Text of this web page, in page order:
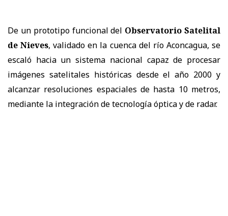
De un prototipo funcional del Observatorio Satelital
de Nieves, validado en la cuenca del río Aconcagua, se
escaló hacia un sistema nacional capaz de procesar
imágenes satelitales históricas desde el año 2000 y
alcanzar resoluciones espaciales de hasta 10 metros,
mediante la integración de tecnología óptica y de radar.